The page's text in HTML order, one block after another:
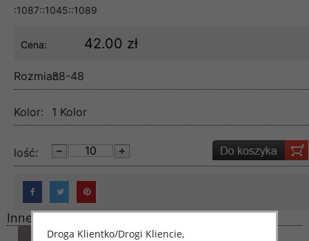
:1087::1045::1089
Cena: 42.00 zł
Rozmiar:38-48
Kolor: 1 Kolor
lość:
Inne produkty
Droga Klientko/Drogi Kliencie,